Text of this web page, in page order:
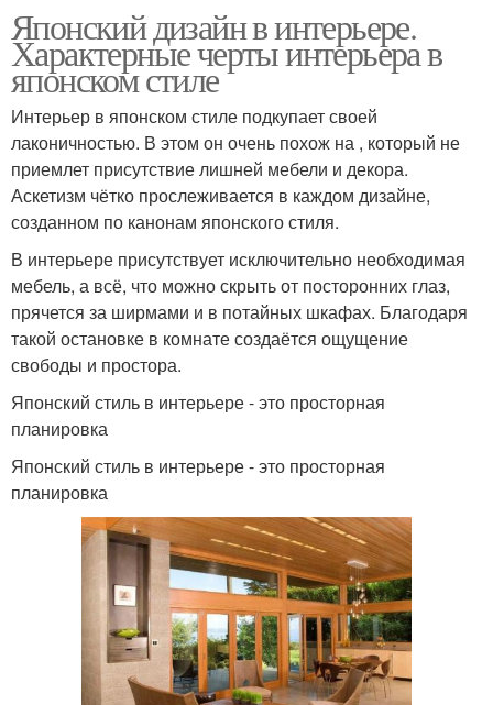
Японский дизайн в интерьере.
Характерные черты интерьера в
японском стиле
Интерьер в японском стиле подкупает своей
лаконичностью. В этом он очень похож на , который не
приемлет присутствие лишней мебели и декора.
Аскетизм чётко прослеживается в каждом дизайне,
созданном по канонам японского стиля.
В интерьере присутствует исключительно необходимая
мебель, а всё, что можно скрыть от посторонних глаз,
прячется за ширмами и в потайных шкафах. Благодаря
такой остановке в комнате создаётся ощущение
свободы и простора.
Японский стиль в интерьере - это просторная
планировка
Японский стиль в интерьере - это просторная
планировка